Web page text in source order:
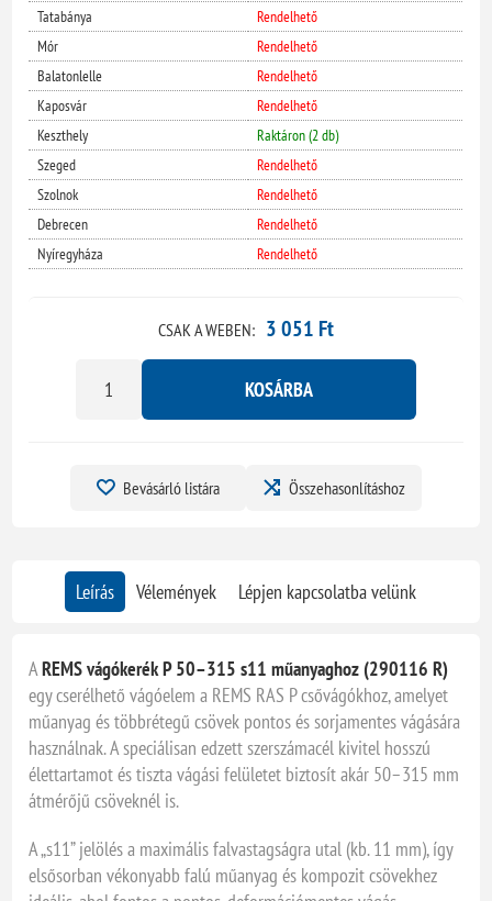
Tatabánya
Rendelhető
Mór
Rendelhető
Balatonlelle
Rendelhető
Kaposvár
Rendelhető
Keszthely
Raktáron (2 db)
Szeged
Rendelhető
Szolnok
Rendelhető
Debrecen
Rendelhető
Nyíregyháza
Rendelhető
CSAK A WEBEN: 3 051 Ft
KOSÁRBA
Bevásárló listára Összehasonlításhoz
Leírás Vélemények Lépjen kapcsolatba velünk
AREMS vágókerék P 50–315 s11 műanyaghoz (290116 R)
egy cserélhető vágóelem a REMS RAS P csővágókhoz, amelyet
műanyag és többrétegű csövek pontos és sorjamentes vágására
használnak. A speciálisan edzett szerszámacél kivitel hosszú
élettartamot és tiszta vágási felületet biztosít akár 50–315 mm
átmérőjű csöveknél is.
A „s11” jelölés a maximális falvastagságra utal (kb. 11 mm), így
elsősorban vékonyabb falú műanyag és kompozit csövekhez